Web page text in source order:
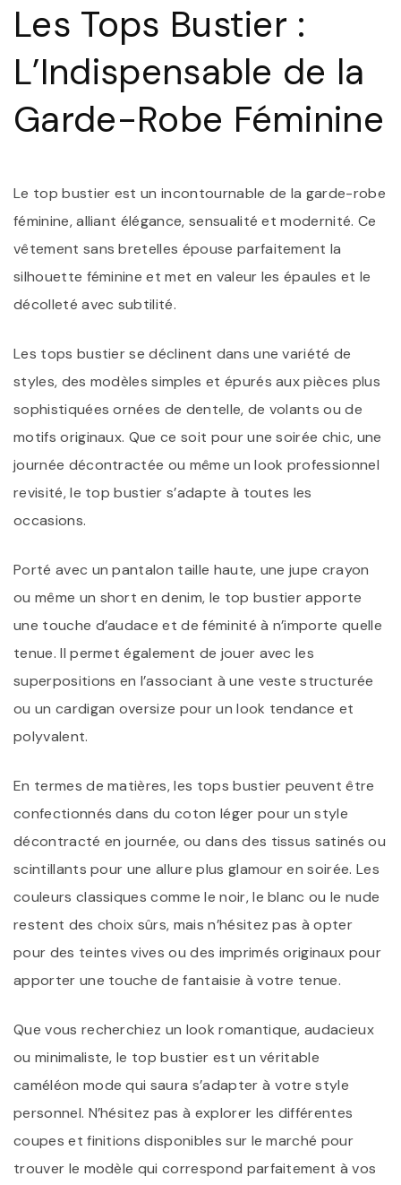
Les Tops Bustier :
L’Indispensable de la
Garde-Robe Féminine
Le top bustier est un incontournable de la garde-robe
féminine, alliant élégance, sensualité et modernité. Ce
vêtement sans bretelles épouse parfaitement la
silhouette féminine et met en valeur les épaules et le
décolleté avec subtilité.
Les tops bustier se déclinent dans une variété de
styles, des modèles simples et épurés aux pièces plus
sophistiquées ornées de dentelle, de volants ou de
motifs originaux. Que ce soit pour une soirée chic, une
journée décontractée ou même un look professionnel
revisité, le top bustier s’adapte à toutes les
occasions.
Porté avec un pantalon taille haute, une jupe crayon
ou même un short en denim, le top bustier apporte
une touche d’audace et de féminité à n’importe quelle
tenue. Il permet également de jouer avec les
superpositions en l’associant à une veste structurée
ou un cardigan oversize pour un look tendance et
polyvalent.
En termes de matières, les tops bustier peuvent être
confectionnés dans du coton léger pour un style
décontracté en journée, ou dans des tissus satinés ou
scintillants pour une allure plus glamour en soirée. Les
couleurs classiques comme le noir, le blanc ou le nude
restent des choix sûrs, mais n’hésitez pas à opter
pour des teintes vives ou des imprimés originaux pour
apporter une touche de fantaisie à votre tenue.
Que vous recherchiez un look romantique, audacieux
ou minimaliste, le top bustier est un véritable
caméléon mode qui saura s’adapter à votre style
personnel. N’hésitez pas à explorer les différentes
coupes et finitions disponibles sur le marché pour
trouver le modèle qui correspond parfaitement à vos